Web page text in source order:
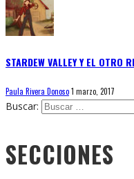
STARDEW VALLEY Y EL OTRO
Paula Rivera Donoso1 marzo, 2017
Buscar:
SECCIONES